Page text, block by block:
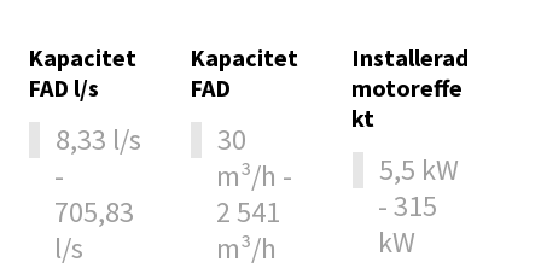
Kapacitet
FAD l/s
8,33 l/s
-
705,83
l/s
Kapacitet
FAD
30
m³/h -
2 541
m³/h
Installerad
motoreffe
kt
5,5 kW
- 315
kW